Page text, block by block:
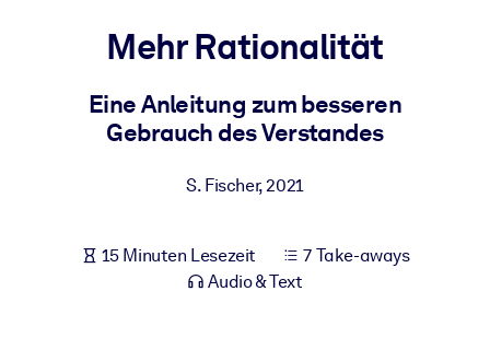
Bauen Sie eine gesunde und resiliente Belegschaft auf.
NACH SYSTEM
Integrieren Sie kompaktes, verifiziertes Wissen in Ihr LMS/LXP für
Für Unternehmensbibliotheken
Bereichern Sie Ihre Unternehmensbibliothek mit
Mehr Rationalität
Eine Anleitung zum besseren
Gebrauch des Verstandes
S. Fischer,2021
15 Minuten Lesezeit
7 Take-aways
Audio & Text